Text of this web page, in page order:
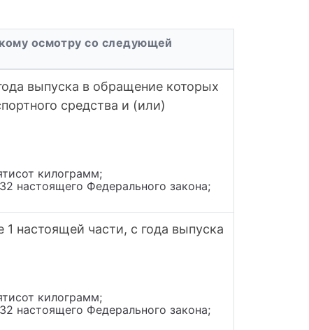
осмотру со следующей
выпуска в обращение которых
средства и (или)
килограмм;
настоящего Федерального закона;
настоящей части, с года выпуска
килограмм;
настоящего Федерального закона;